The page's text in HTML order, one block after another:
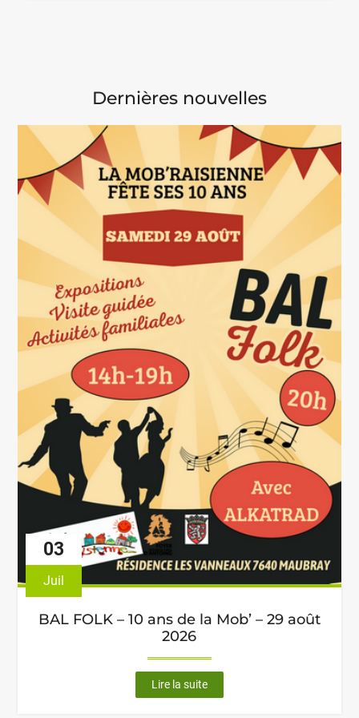
Dernières nouvelles
03
Juil
BAL FOLK – 10 ans de la Mob’ – 29 août
2026
Lire la suite"BAL
FOLK